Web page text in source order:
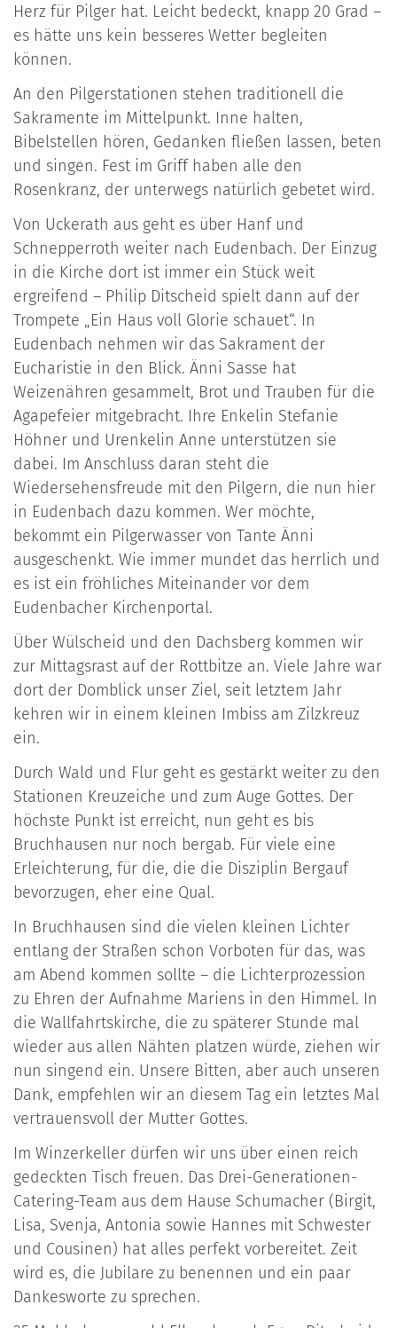
Herz für Pilger hat. Leicht bedeckt, knapp 20 Grad –
es hätte uns kein besseres Wetter begleiten
können.
An den Pilgerstationen stehen traditionell die
Sakramente im Mittelpunkt. Inne halten,
Bibelstellen hören, Gedanken fließen lassen, beten
und singen. Fest im Griff haben alle den
Rosenkranz, der unterwegs natürlich gebetet wird.
Von Uckerath aus geht es über Hanf und
Schnepperroth weiter nach Eudenbach. Der Einzug
in die Kirche dort ist immer ein Stück weit
ergreifend – Philip Ditscheid spielt dann auf der
Trompete „Ein Haus voll Glorie schauet“. In
Eudenbach nehmen wir das Sakrament der
Eucharistie in den Blick. Änni Sasse hat
Weizenähren gesammelt, Brot und Trauben für die
Agapefeier mitgebracht. Ihre Enkelin Stefanie
Höhner und Urenkelin Anne unterstützen sie
dabei. Im Anschluss daran steht die
Wiedersehensfreude mit den Pilgern, die nun hier
in Eudenbach dazu kommen. Wer möchte,
bekommt ein Pilgerwasser von Tante Änni
ausgeschenkt. Wie immer mundet das herrlich und
es ist ein fröhliches Miteinander vor dem
Eudenbacher Kirchenportal.
Über Wülscheid und den Dachsberg kommen wir
zur Mittagsrast auf der Rottbitze an. Viele Jahre war
dort der Domblick unser Ziel, seit letztem Jahr
kehren wir in einem kleinen Imbiss am Zilzkreuz
ein.
Durch Wald und Flur geht es gestärkt weiter zu den
Stationen Kreuzeiche und zum Auge Gottes. Der
höchste Punkt ist erreicht, nun geht es bis
Bruchhausen nur noch bergab. Für viele eine
Erleichterung, für die, die die Disziplin Bergauf
bevorzugen, eher eine Qual.
In Bruchhausen sind die vielen kleinen Lichter
entlang der Straßen schon Vorboten für das, was
am Abend kommen sollte – die Lichterprozession
zu Ehren der Aufnahme Mariens in den Himmel. In
die Wallfahrtskirche, die zu späterer Stunde mal
wieder aus allen Nähten platzen würde, ziehen wir
nun singend ein. Unsere Bitten, aber auch unseren
Dank, empfehlen wir an diesem Tag ein letztes Mal
vertrauensvoll der Mutter Gottes.
Im Winzerkeller dürfen wir uns über einen reich
gedeckten Tisch freuen. Das Drei-Generationen-
Catering-Team aus dem Hause Schumacher (Birgit,
Lisa, Svenja, Antonia sowie Hannes mit Schwester
und Cousinen) hat alles perfekt vorbereitet. Zeit
wird es, die Jubilare zu benennen und ein paar
Dankesworte zu sprechen.